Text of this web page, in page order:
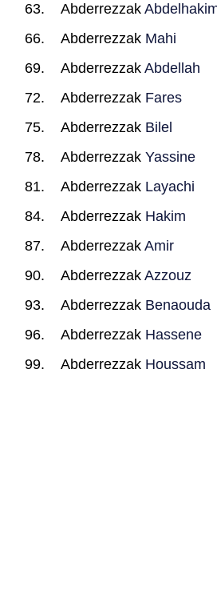
Abderrezzak
Abderrezzak Mahi
AbderrezzakAbdellah
Abderrezzak Fares
Abderrezzak Bilel
AbderrezzakYassine
Abderrezzak Layachi
Abderrezzak Hakim
AbderrezzakAmir
AbderrezzakAzzouz
Abderrezzak Benaouda
Abderrezzak Hassene
Abderrezzak Houssam